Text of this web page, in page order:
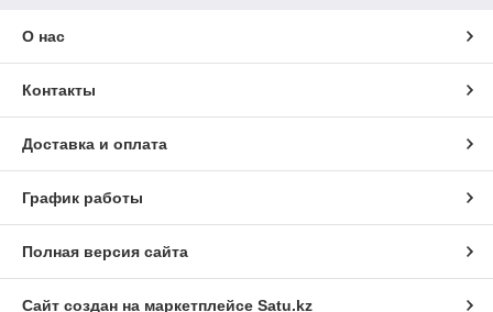
О нас
Контакты
Доставка и оплата
График работы
Полная версия сайта
Сайт создан на маркетплейсе Satu.kz